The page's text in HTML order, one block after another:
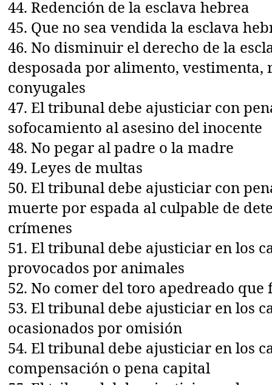
44. Redención de la esclava hebrea
45. Que no sea vendida la esclava
46. No disminuir el derecho de la
desposada por alimento, vestimenta,
conyugales
47. El tribunal debe ajusticiar con
sofocamiento al asesino del inocente
48. No pegar al padre o la madre
49. Leyes de multas
50. El tribunal debe ajusticiar con
muerte por espada al culpable de
crímenes
51. El tribunal debe ajusticiar en los
provocados por animales
52. No comer del toro apedreado que
53. El tribunal debe ajusticiar en los
ocasionados por omisión
54. El tribunal debe ajusticiar en los
compensación o pena capital